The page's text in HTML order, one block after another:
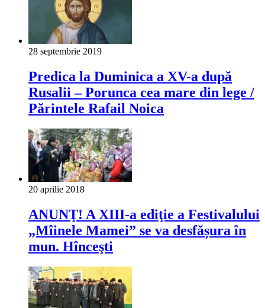
28 septembrie 2019
Predica la Duminica a XV-a după
Rusalii – Porunca cea mare din lege /
Părintele Rafail Noica
20 aprilie 2018
ANUNŢ! A XIII-a ediţie a Festivalului
„Mîinele Mamei” se va desfășura în
mun. Hînceşti